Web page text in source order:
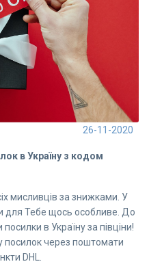
26-11-2020
в Україну з кодом
мисливців за знижками. У
для Тебе щось особливе. До
в Україну за півціни!
посилок через поштомати
DHL.